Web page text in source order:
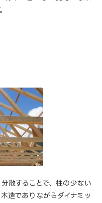
散することで、柱の少ない
造でありながらダイナミッ